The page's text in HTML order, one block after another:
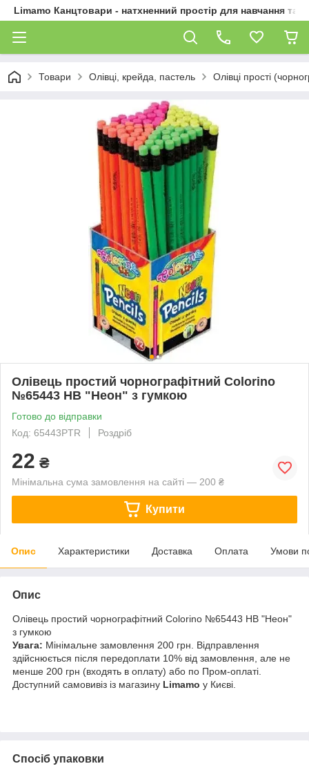
Limamo Канцтовари - натхненний простір для навчання та
Товари Олівці, крейда, пастель Олівці прості
Олівець простий чорнографітний Colorino
№65443 HВ "Неон" з гумкою
Готово до відправки
Код: 65443PTR
Роздріб
22 ₴
Мінімальна сума замовлення на сайті — 200 ₴
Купити
Опис Характеристики Доставка Оплата Умови
Опис
Олівець простий чорнографітний Colorino №65443 HВ "Неон"
з гумкою
Увага: Мінімальне замовлення 200 грн. Відправлення
здійснюється після передоплати 10% від замовлення, але не
менше 200 грн (входять в оплату) або по Пром-оплаті.
Доступний самовивіз із магазину Limamo у Києві.
Спосіб упаковки